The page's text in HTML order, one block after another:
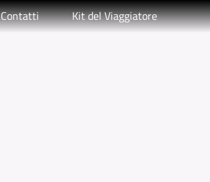
Contatti Kit del Viaggiatore